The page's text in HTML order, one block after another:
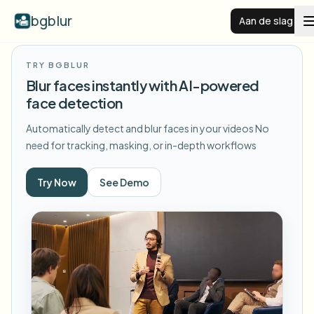
bgblur Aan de slag
Voorbeelden
Blader door de volledige voorbeeldenbibliotheek
Gezicht vervagen
Kenteken vervagen
Functies
View all features
Browse every blur tool in one place
Zakelijk
Scholen & onderwijs
Bronnen
TRY BGBLUR
Blur faces instantly with AI-powered
face detection
Automatically detect and blur faces in your videosNo
need for tracking, masking, or in-depth workflows
Try Now See Demo